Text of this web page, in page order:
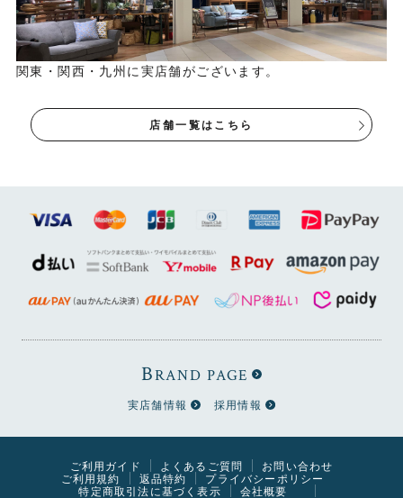
お部屋の雰囲気に合わせてお選びいただけます。
関東・関西・九州に実店舗がございます。
店舗一覧はこちら
BRAND PAGE
実店舗情報 採用情報
ご利用ガイド よくあるご質問
お問い合わせ
ご利用規約
返品特約
プライバシーポリシー
特定商取引法に基づく表示
会社概要